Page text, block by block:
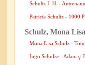
Schultz I. H. -
Patricia Schultz - 1000
Schulz, Mona Lisa
Mona Lisa Schulz -
Ingo Schulze - Adam şi